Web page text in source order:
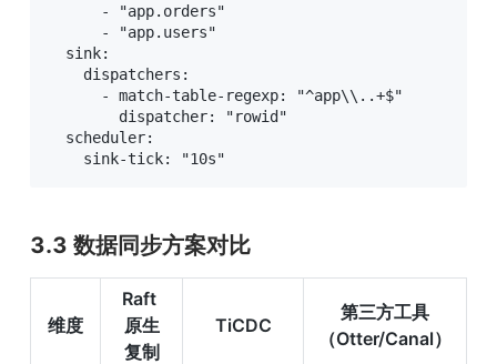
      - "app.orders"
      - "app.users"
  sink:
    dispatchers:
      - match-table-regexp: "^app\\..+$"
        dispatcher: "rowid"
  scheduler:
    sink-tick: "10s"
3.3 数据同步方案对比
维度
Raft
原生
复制
TiCDC
第三方工具
（Otter/Canal）